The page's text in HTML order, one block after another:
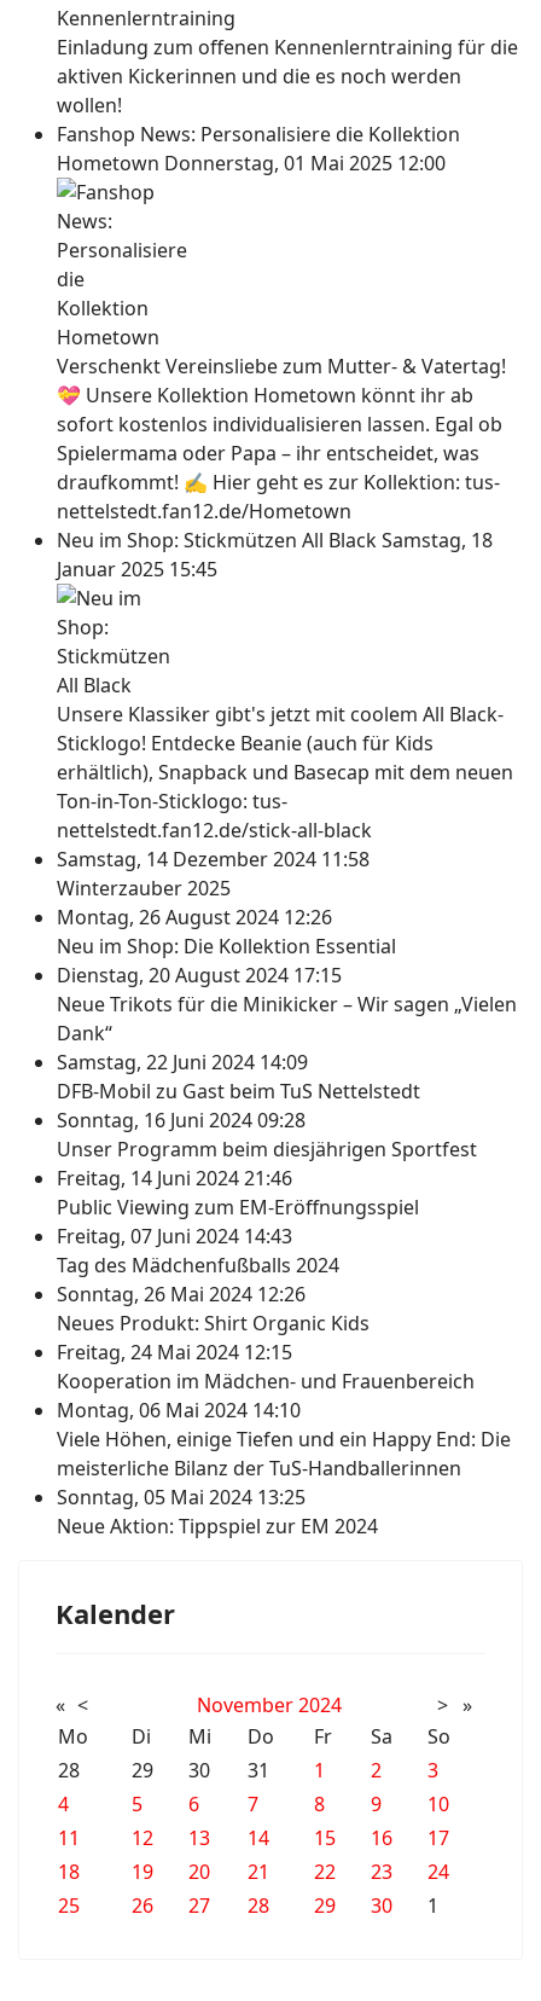
Einladung zum offenen Kennenlerntraining für die
aktiven Kickerinnen und die es noch werden
wollen!
Fanshop News: Personalisiere die Kollektion
Hometown Donnerstag, 01 Mai 2025 12:00
Verschenkt Vereinsliebe zum Mutter- & Vatertag!
💝 Unsere Kollektion Hometown könnt ihr ab
sofort kostenlos individualisieren lassen. Egal ob
Spielermama oder Papa – ihr entscheidet, was
draufkommt! ✍ Hier geht es zur Kollektion: tus-
nettelstedt.fan12.de/Hometown
Neu im Shop: Stickmützen All BlackSamstag, 18
Januar 2025 15:45
Unsere Klassiker gibt's jetzt mit coolem All Black-
Sticklogo! Entdecke Beanie (auch für Kids
erhältlich), Snapback und Basecap mit dem neuen
Ton-in-Ton-Sticklogo: tus-
nettelstedt.fan12.de/stick-all-black
Samstag, 14 Dezember 2024 11:58
Winterzauber 2025
Montag, 26 August 2024 12:26
Neu im Shop: Die Kollektion Essential
Dienstag, 20 August 2024 17:15
Neue Trikots für die Minikicker – Wir sagen „Vielen
Dank“
Samstag, 22 Juni 2024 14:09
DFB-Mobil zu Gast beim TuS Nettelstedt
Sonntag, 16 Juni 2024 09:28
Unser Programm beim diesjährigen Sportfest
Freitag, 14 Juni 2024 21:46
Public Viewing zum EM-Eröffnungsspiel
Freitag, 07 Juni 2024 14:43
Tag des Mädchenfußballs 2024
Sonntag, 26 Mai 2024 12:26
Neues Produkt: Shirt Organic Kids
Freitag, 24 Mai 2024 12:15
Kooperation im Mädchen- und Frauenbereich
Montag, 06 Mai 2024 14:10
Viele Höhen, einige Tiefen und ein Happy End: Die
meisterliche Bilanz der TuS-Handballerinnen
Sonntag, 05 Mai 2024 13:25
Neue Aktion: Tippspiel zur EM 2024
Kalender
« < November2024 > »
Mo
Di Mi Do Fr Sa
So
28
29 30 31 1 2
3
4
5 6 7 8 9
10
11
12 13 14 15 16
17
18
19 20 21 22 23
24
25
26 27 28 29 30 1